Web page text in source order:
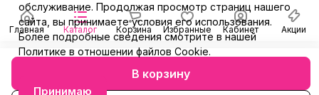
В корзину
Главная Каталог Корзина Избранные Кабинет Акции
обслуживание. Продолжая просмотр страниц нашего
сайта, вы принимаете условия его использования.
Более подробные сведения смотрите в нашей
Политике в отношении файлов Cookie.
Принимаю